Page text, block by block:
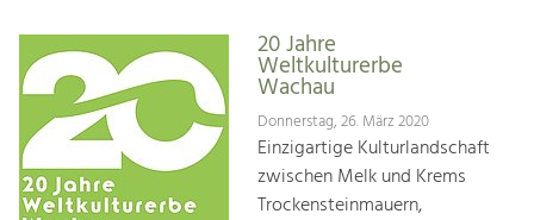
20 Jahre
Weltkulturerbe
Wachau
Donnerstag, 26. März 2020
Einzigartige Kulturlandschaft
zwischen Melk und Krems
Trockensteinmauern,